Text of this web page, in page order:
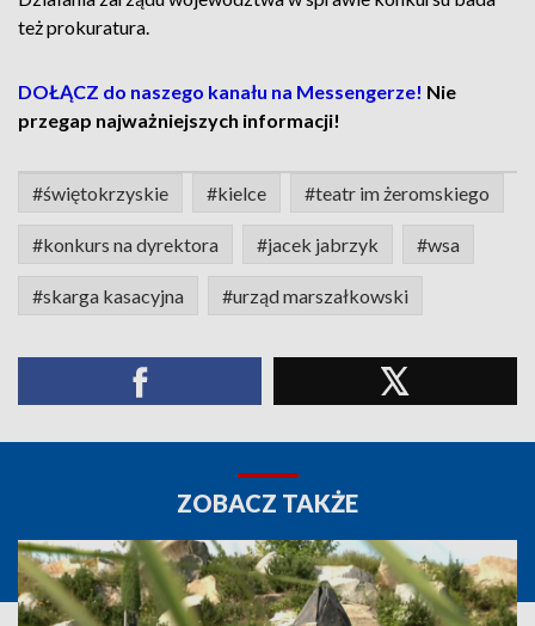
też prokuratura.
DOŁĄCZ do naszego kanału na Messengerze! Nie
przegap najważniejszych informacji!
#świętokrzyskie #kielce #teatr im żeromskiego
#konkurs na dyrektora #jacek jabrzyk #wsa
#skarga kasacyjna #urząd marszałkowski
ZOBACZ TAKŻE